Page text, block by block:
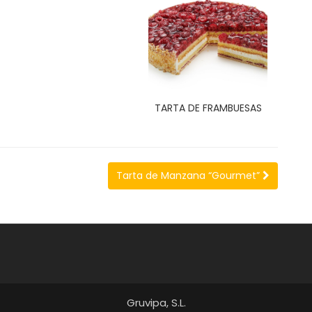
TARTA DE FRAMBUESAS
Tarta de Manzana “Gourmet”
Gruvipa, S.L.